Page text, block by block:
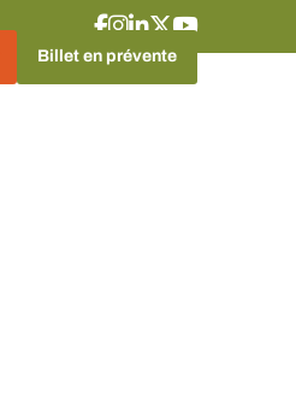
Billet en prévente